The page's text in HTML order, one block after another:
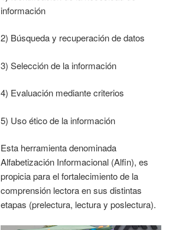
información
2) Búsqueda y recuperación de datos
3) Selección de la información
4) Evaluación mediante criterios
5) Uso ético de la información
Esta herramienta denominada
Alfabetización Informacional (Alfin), es
propicia para el fortalecimiento de la
comprensión lectora en sus distintas
etapas (prelectura, lectura y poslectura).